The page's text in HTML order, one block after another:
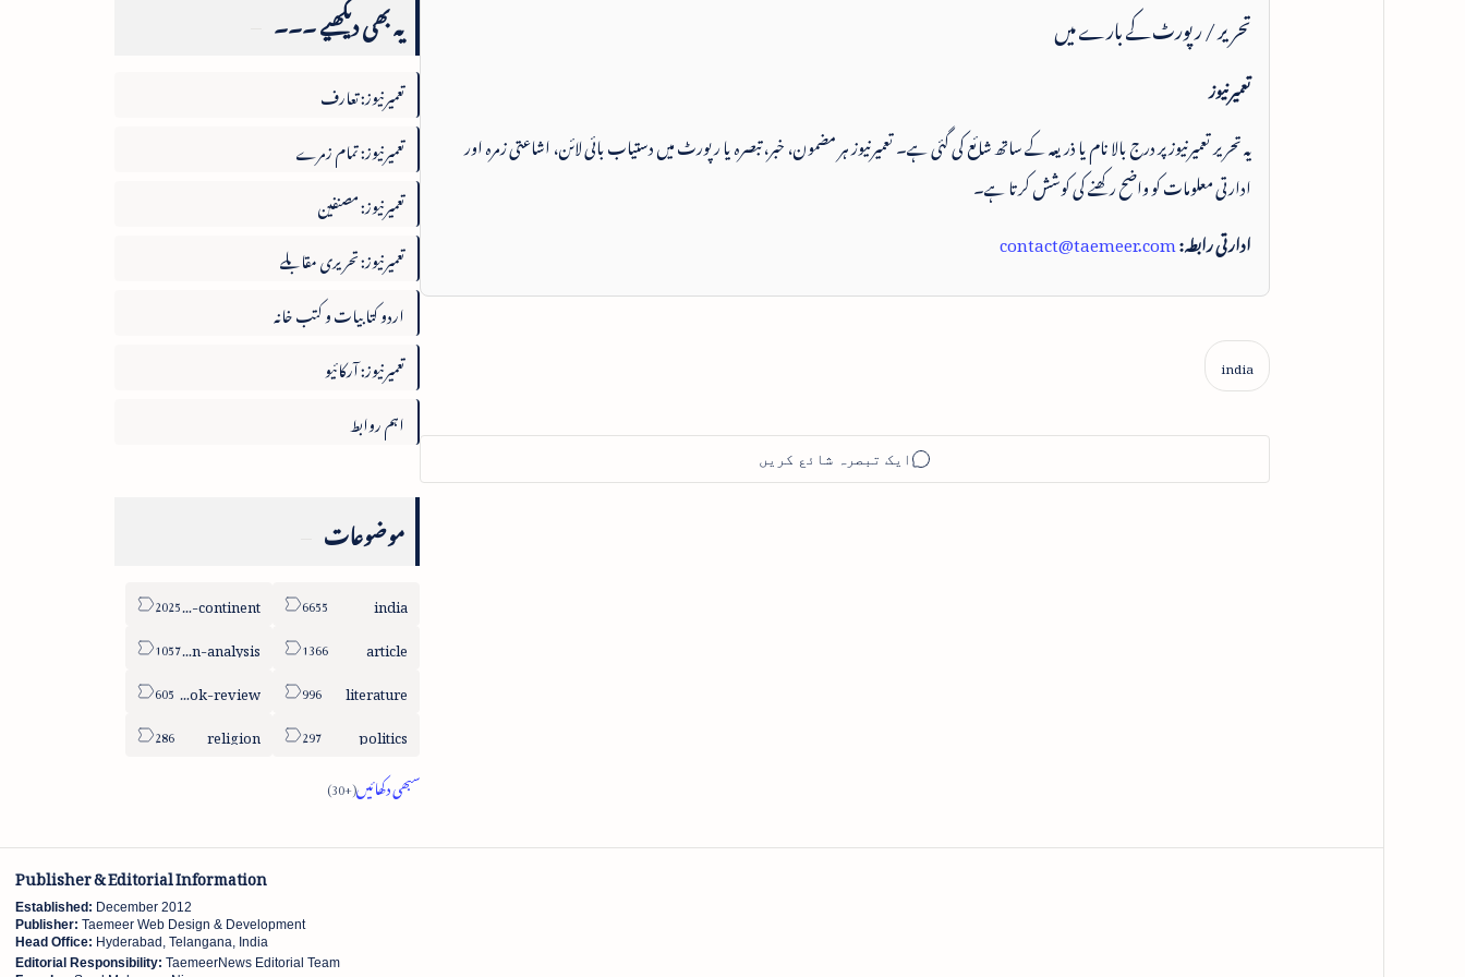
تحریر / رپورٹ کے بارے میں
تعمیرنیوز
یہ تحریر تعمیرنیوز پر درج بالا نام یا ذریعہ کے ساتھ شائع کی گئی ہے۔ تعمیرنیوز ہر مضمون، خبر، تبصرہ یا رپورٹ میں دستیاب بائی لائن، اشاعتی زمرہ اور
ادارتی معلومات کو واضح رکھنے کی کوشش کرتا ہے۔
ادارتی رابطہ:contact@taemeer.com
یہ بھی دیکھیے ۔۔۔
تعمیرنیوز: تعارف
تعمیرنیوز: تمام زمرے
تعمیرنیوز: مصنفین
تعمیرنیوز: تحریری مقابلے
اردو کتابیات و کتب خانہ
تعمیرنیوز: آرکائیو
اہم روابط
موضوعات
india
sub-continent
article
column-analysis
literature
book-review
politics
religion
Publisher & Editorial Information
Established: December 2012
Publisher: Taemeer Web Design & Development
Head Office: Hyderabad, Telangana, India
Editorial Responsibility: TaemeerNews Editorial Team